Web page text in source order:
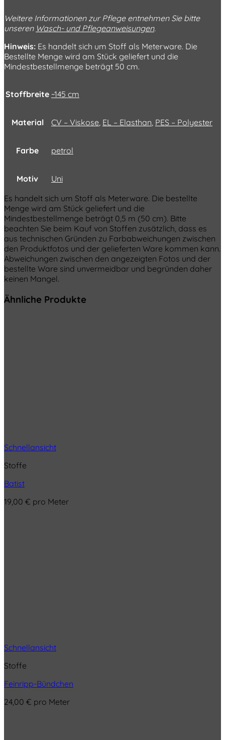
Weitere Informationen zur Pflege entnehmen Sie bitte
unseren Wasch- und Pflegeanweisungen.
Hinweis: Es handelt sich um Stoff als Meterware. Die
Bestellte Menge wird am Stück geliefert und die
Mindestbestellmenge beträgt 50 cm.
Stoffbreite ~145 cm
Material CV – Viskose EL – Elasthan PES – Polyester
Farbe petrol
Motiv
Uni
Es handelt sich um Stoff als Meterware. Die bestellte
Menge wird am Stück geliefert und die
Mindestbestellmenge beträgt 0,5 m (50 cm). Bitte
beachten Sie beim Kauf von Stoffen zusätzlich, dass es
aus technischen Gründen zu Farbabweichungen zwischen
den Produktfotos und der gelieferten Ware kommen kann.
Abweichungen zwischen den angezeigten Fotos und der
bestellte Ware sind unvermeidbar und begründen daher
keinen Mangel.
Ähnliche Produkte
Schnellansicht
Stoffe
Batist
19,00 € pro Meter
Schnellansicht
Stoffe
Feinripp-Bündchen
24,00 € pro Meter